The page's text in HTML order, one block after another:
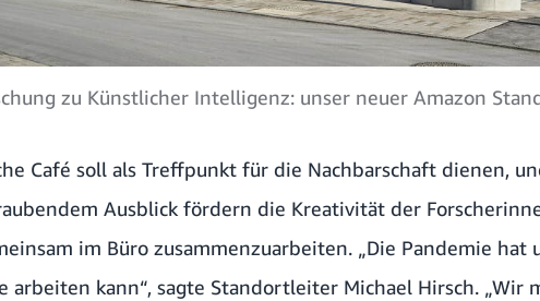
zu Künstlicher Intelligenz: unser neuer Amazon
Café soll als Treffpunkt für die Nachbarschaft dienen,
Ausblick fördern die Kreativität der
im Büro zusammenzuarbeiten. „Die Pandemie hat
arbeiten kann“, sagte Standortleiter Michael Hirsch. „Wir